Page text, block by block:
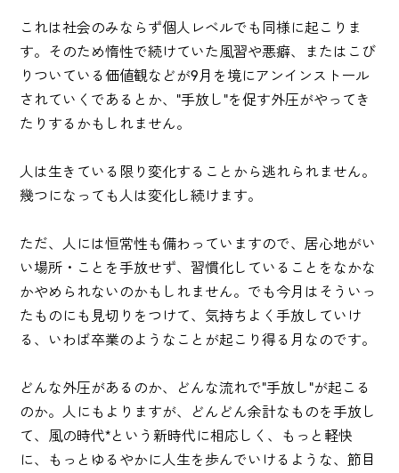
これは社会のみならず個人レベルでも同様に起こりま
す。そのため惰性で続けていた風習や悪癖、またはこび
りついている価値観などが9月を境にアンインストール
されていくであるとか、"手放し"を促す外圧がやってき
たりするかもしれません。
人は生きている限り変化することから逃れられません。
幾つになっても人は変化し続けます。
ただ、人には恒常性も備わっていますので、居心地がい
い場所・ことを手放せず、習慣化していることをなかな
かやめられないのかもしれません。でも今月はそういっ
たものにも見切りをつけて、気持ちよく手放していけ
る、いわば卒業のようなことが起こり得る月なのです。
どんな外圧があるのか、どんな流れで"手放し"が起こる
のか。人にもよりますが、どんどん余計なものを手放し
て、風の時代*という新時代に相応しく、もっと軽快
に、もっとゆるやかに人生を歩んでいけるような、節目